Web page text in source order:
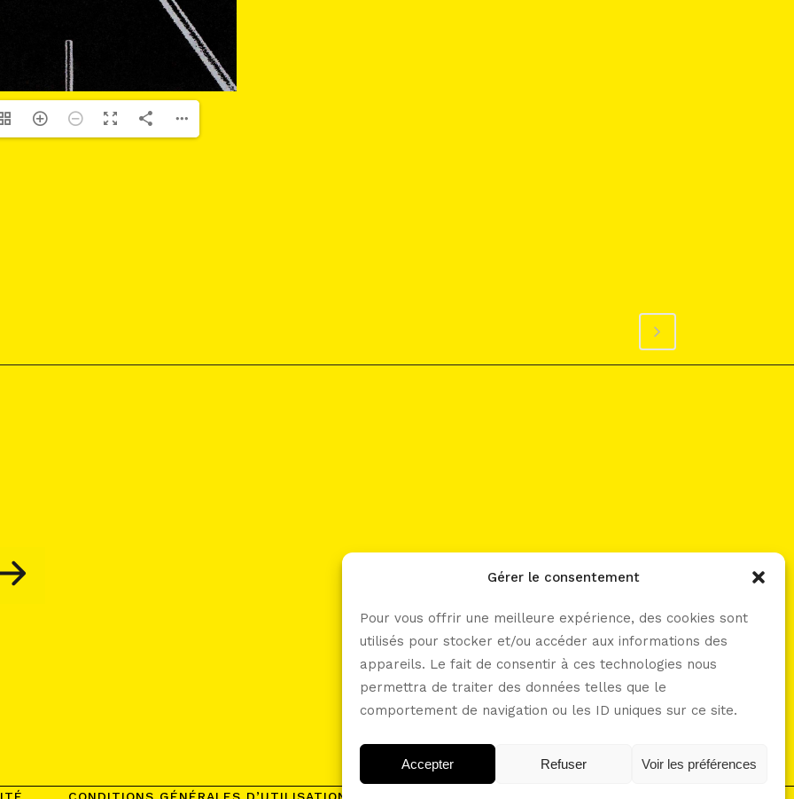
Gérer le consentement
Pour vous offrir une meilleure expérience, des cookies sont
utilisés pour stocker et/ou accéder aux informations des
appareils. Le fait de consentir à ces technologies nous
permettra de traiter des données telles que le
comportement de navigation ou les ID uniques sur ce site.
Accepter Refuser Voir les préférences
let’s connect -----